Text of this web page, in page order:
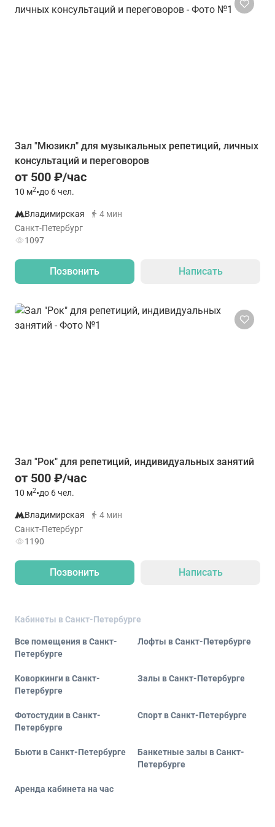
Зал "Мюзикл" для музыкальных репетиций, личных
консультаций и переговоров
от 500 ₽/час
10 м2•до 6 чел.
Владимирская
4 мин
Санкт-Петербург
1097
Позвонить Написать
Зал "Рок" для репетиций, индивидуальных занятий
от 500 ₽/час
10 м2•до 6 чел.
Владимирская
4 мин
Санкт-Петербург
1190
Позвонить Написать
Кабинеты в Санкт-Петербурге
Все помещения в Санкт-
Петербурге
Лофты в Санкт-Петербурге
Коворкинги в Санкт-
Петербурге
Залы в Санкт-Петербурге
Фотостудии в Санкт-
Петербурге
Спорт в Санкт-Петербурге
Бьюти в Санкт-Петербурге
Банкетные залы в Санкт-
Петербурге
Аренда кабинета на час